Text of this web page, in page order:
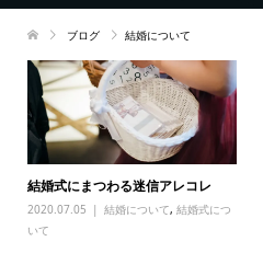
ブログ 結婚について
結婚式にまつわる迷信アレコレ
2020.07.05 結婚について, 結婚式につ
いて